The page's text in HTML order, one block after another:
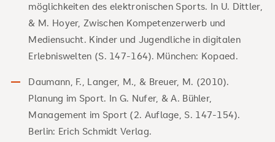
möglichkeiten des elektronischen Sports. In U. Dittler,
& M. Hoyer, Zwischen Kompetenzerwerb und
Mediensucht. Kinder und Jugendliche in digitalen
Erlebniswelten (S. 147-164). München: Kopaed.
Daumann, F., Langer, M., & Breuer, M. (2010).
Planung im Sport. In G. Nufer, & A. Bühler,
Management im Sport (2. Auflage, S. 147-154).
Berlin: Erich Schmidt Verlag.